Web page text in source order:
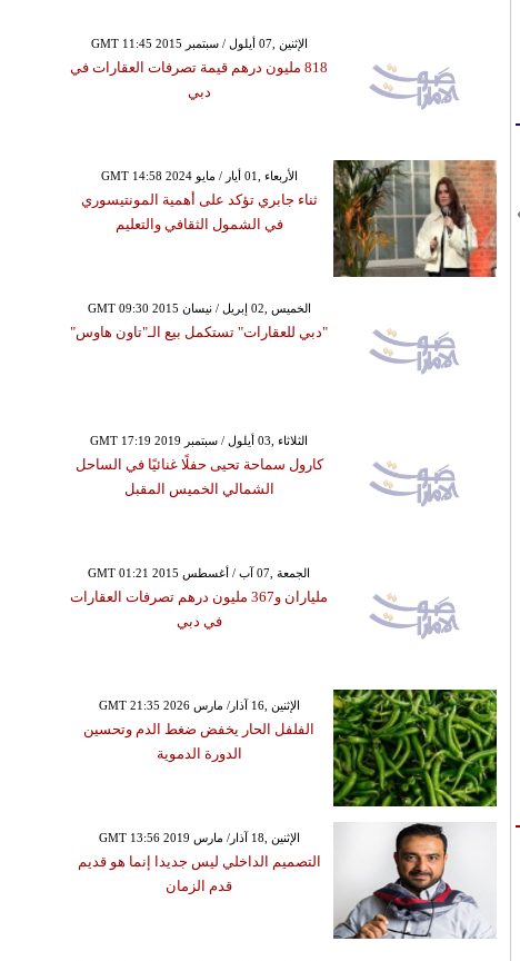
GMT 11:45 2015 الإثنين ,07 أيلول / سبتمبر
818 مليون درهم قيمة تصرفات العقارات في
دبي
GMT 14:58 2024 الأربعاء ,01 أيار / مايو
ثناء جابري تؤكد على أهمية المونتيسوري
في الشمول الثقافي والتعليم
GMT 09:30 2015 الخميس ,02 إبريل / نيسان
"دبي للعقارات" تستكمل بيع الـ"تاون هاوس"
GMT 17:19 2019 الثلاثاء ,03 أيلول / سبتمبر
كارول سماحة تحيى حفلًا غنائيًا في الساحل
الشمالي الخميس المقبل
GMT 01:21 2015 الجمعة ,07 آب / أغسطس
ملياران و367 مليون درهم تصرفات العقارات
في دبي
GMT 21:35 2026 الإثنين ,16 آذار/ مارس
الفلفل الحار يخفض ضغط الدم وتحسين
الدورة الدموية
GMT 13:56 2019 الإثنين ,18 آذار/ مارس
التصميم الداخلي ليس جديدا إنما هو قديم
قدم الزمان